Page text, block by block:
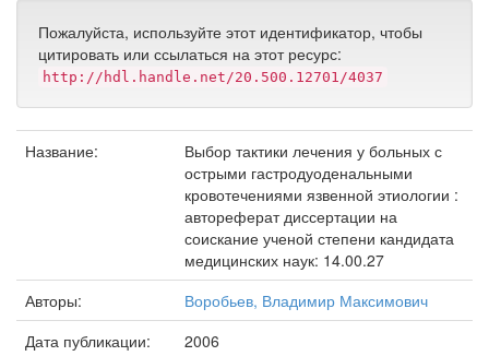
Пожалуйста, используйте этот идентификатор, чтобы
цитировать или ссылаться на этот ресурс:
http://hdl.handle.net/20.500.12701/4037
Название:
Выбор тактики лечения у больных с
острыми гастродуоденальными
кровотечениями язвенной этиологии :
автореферат диссертации на
соискание ученой степени кандидата
медицинских наук: 14.00.27
Авторы:
Воробьев, Владимир Максимович
Дата публикации:
2006